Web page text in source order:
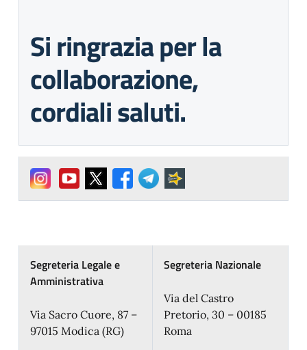
Si ringrazia per la
collaborazione,
cordiali saluti.
Segreteria Legale e
Amministrativa
Via Sacro Cuore, 87 –
97015 Modica (RG)
Segreteria Nazionale
Via del Castro
Pretorio, 30 – 00185
Roma